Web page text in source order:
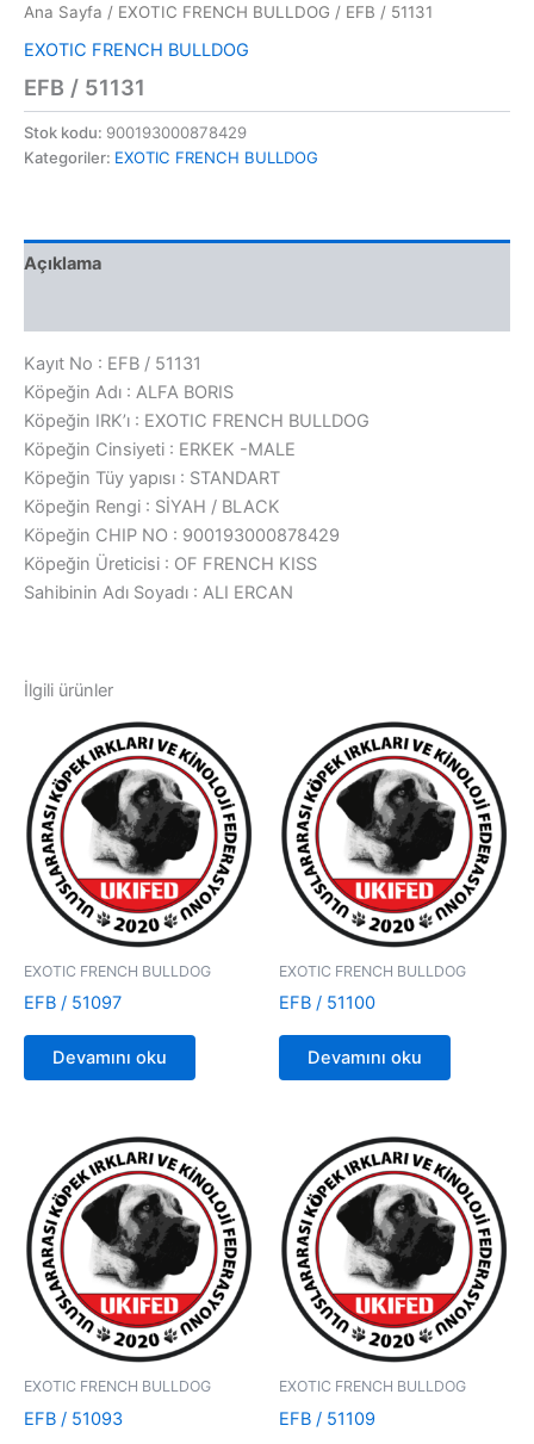
Ana Sayfa / EXOTIC FRENCH BULLDOG / EFB / 51131
EXOTIC FRENCH BULLDOG
EFB / 51131
Stok kodu: 900193000878429
Kategoriler: EXOTIC FRENCH BULLDOG
Açıklama
Kayıt No : EFB / 51131
Köpeğin Adı : ALFA BORIS
Köpeğin IRK’ı : EXOTIC FRENCH BULLDOG
Köpeğin Cinsiyeti : ERKEK -MALE
Köpeğin Tüy yapısı : STANDART
Köpeğin Rengi : SİYAH / BLACK
Köpeğin CHIP NO : 900193000878429
Köpeğin Üreticisi : OF FRENCH KISS
Sahibinin Adı Soyadı : ALI ERCAN
İlgili ürünler
EXOTIC FRENCH BULLDOG
EFB / 51097
Devamını oku
EXOTIC FRENCH BULLDOG
EFB / 51100
Devamını oku
EXOTIC FRENCH BULLDOG
EFB / 51093
EXOTIC FRENCH BULLDOG
EFB / 51109